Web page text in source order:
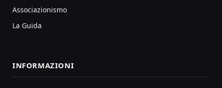
Associazionismo
La Guida
INFORMAZIONI